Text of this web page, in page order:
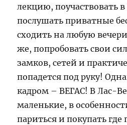
лекцию, поучаствовать
послушать приватные
сходить на любую
же, попробовать свои
замков, сетей и
попадется под руку!
кадром – ВЕГАС! В Лас-
маленькие, в
париться и покупать где